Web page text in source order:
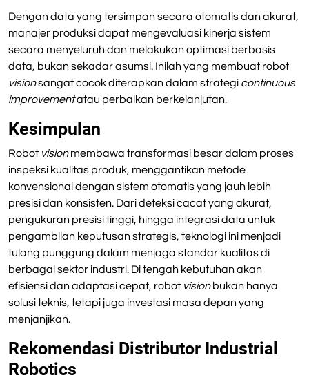
Dengan data yang tersimpan secara otomatis dan akurat,
manajer produksi dapat mengevaluasi kinerja sistem
secara menyeluruh dan melakukan optimasi berbasis
data, bukan sekadar asumsi. Inilah yang membuat robot
visionsangat cocok diterapkan dalam strategi continuous
improvementatau perbaikan berkelanjutan.
Kesimpulan
Robot visionmembawa transformasi besar dalam proses
inspeksi kualitas produk, menggantikan metode
konvensional dengan sistem otomatis yang jauh lebih
presisi dan konsisten. Dari deteksi cacat yang akurat,
pengukuran presisi tinggi, hingga integrasi data untuk
pengambilan keputusan strategis, teknologi ini menjadi
tulang punggung dalam menjaga standar kualitas di
berbagai sektor industri. Di tengah kebutuhan akan
efisiensi dan adaptasi cepat, robot visionbukan hanya
solusi teknis, tetapi juga investasi masa depan yang
menjanjikan.
Rekomendasi Distributor Industrial
Robotics